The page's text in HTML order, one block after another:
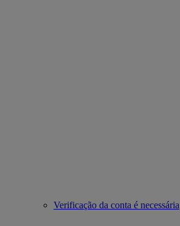
Verificação da conta é necessária